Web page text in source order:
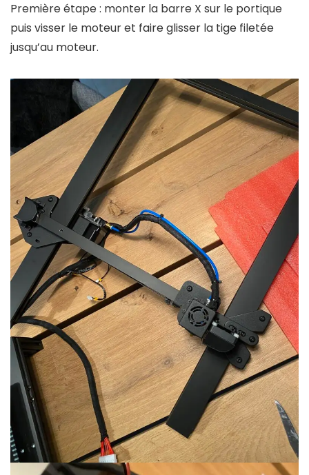
Première étape : monter la barre X sur le portique
puis visser le moteur et faire glisser la tige filetée
jusqu’au moteur.